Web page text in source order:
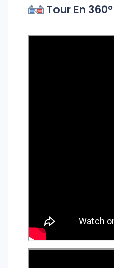
Tour En 360°